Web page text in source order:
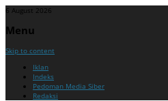
6 August 2026
Menu
Skip to content
Iklan
Indeks
Pedoman Media Siber
Redaksi